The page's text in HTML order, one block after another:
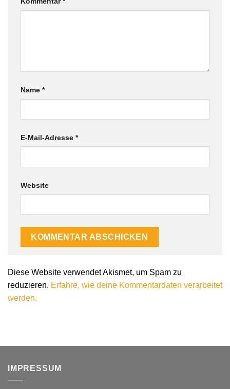
Name *
E-Mail-Adresse *
Website
Diese Website verwendet Akismet, um Spam zu
reduzieren. Erfahre, wie deine Kommentardaten verarbeitet
werden.
IMPRESSUM